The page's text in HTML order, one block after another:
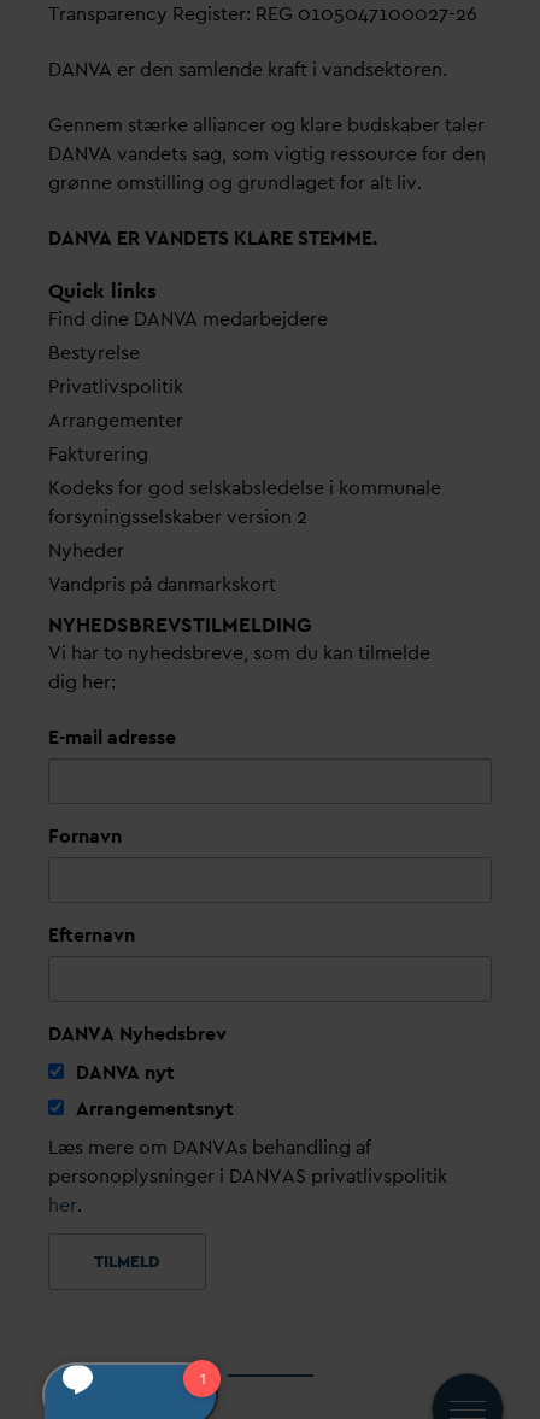
Transparency Register: REG 0105047100027-26
DANVA er den samlende kraft i vandsektoren.
Gennem stærke alliancer og klare budskaber taler
DANVA vandets sag, som vigtig ressource for den
grønne omstilling og grundlaget for alt liv.
DANVA ERVANDETS KLARE STEMME.
Quick links
Find dine DANVA medarbejdere
Bestyrelse
Privatlivspolitik
Arrangementer
Fakturering
Kodeks for god selskabsledelse i kommunale
forsyningsselskaber version 2
Nyheder
Vandpris på danmarkskort
NYHEDSBREVS­TILMELDING
Vi har to nyhedsbreve, som du kan tilmelde
dig her:
E-mail adresse
Fornavn
Efternavn
DANVA Nyhedsbrev
DANVA nyt
Arrangementsnyt
Læs mere om DANVAs behandling af
personoplysninger i DANVAS privatlivspolitik
her.